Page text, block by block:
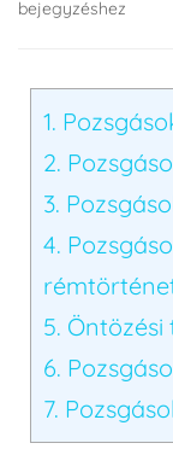
bejegyzéshez
1.
2.
3.
4.
5. Öntözési
6.
7.